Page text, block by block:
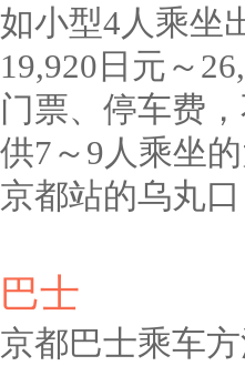
如小型4人乘坐
19,920日元～
门票、停车费
供7～9人乘坐的
京都站的乌丸
巴士
京都巴士乘车